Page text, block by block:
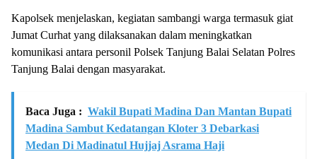
Kapolsek menjelaskan, kegiatan sambangi warga termasuk giat
Jumat Curhat yang dilaksanakan dalam meningkatkan
komunikasi antara personil Polsek Tanjung Balai Selatan Polres
Tanjung Balai dengan masyarakat.
Baca Juga : Wakil Bupati Madina Dan Mantan Bupati
Madina Sambut Kedatangan Kloter 3 Debarkasi
Medan Di Madinatul Hujjaj Asrama Haji